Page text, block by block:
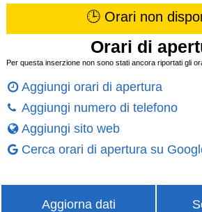
🕒 Orari non
Orari di
Per questa inserzione non sono stati ancora riportati gli
Aggiungi orari di apertura
Aggiungi numero di telefono
Aggiungi sito web
Cerca orari di apertura su
Aggiorna dati